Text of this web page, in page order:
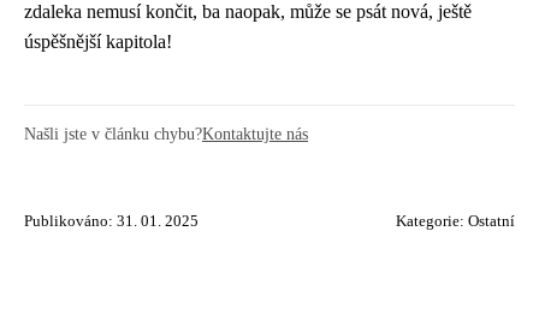
zdaleka nemusí končit, ba naopak, může se psát nová, ještě
úspěšnější kapitola!
Našli jste v článku chybu?Kontaktujte nás
Publikováno: 31. 01. 2025 Kategorie: Ostatní